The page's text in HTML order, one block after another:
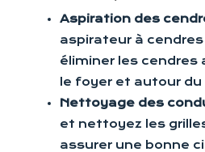
Aspiration des
aspirateur à
éliminer les cendres
le foyer et autour du
Nettoyage des
et nettoyez les
assurer une bonne